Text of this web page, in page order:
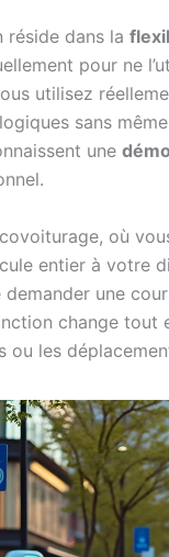
réside dans la
pour ne
utilisez
sans
une
où
entier à votre
une
change
ou les